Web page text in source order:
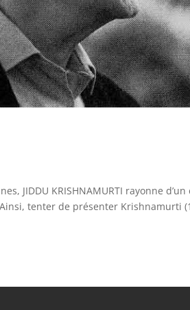
JIDDU KRISHNAMURTI rayonne
tenter de présenter Krishnamurti